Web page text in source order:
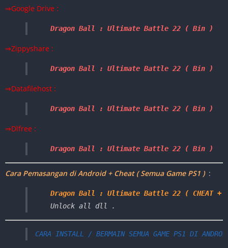
⇒Google Drive :
Dragon Ball : Ultimate Battle 22 ( Bin )
⇒Zippyshare :
Dragon Ball : Ultimate Battle 22 ( Bin )
⇒Datafilehost :
Dragon Ball : Ultimate Battle 22 ( Bin )
⇒Dlfree :
Dragon Ball : Ultimate Battle 22 ( Bin )
Cara Pemasangan di Android + Cheat ( Semua Game PS1 ) :
Dragon Ball : Ultimate Battle 22 ( CHEAT +
Unlock all dll .
CARA INSTALL / BERMAIN SEMUA GAME PS1 DI